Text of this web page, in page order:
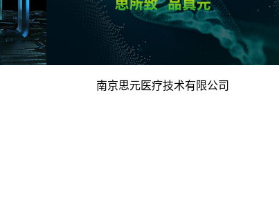
- 科技创新医疗 再生医美领域 -
南京思元医疗技术有限公司